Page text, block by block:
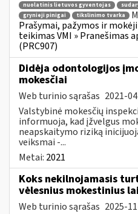
nuolatinis lietuvos gyventojas
grynieji pinigai
tikslinimo tvarka
Prašymai, pažymos ir
teikimas VMI » Pranešimas
(PRC907)
Didėja odontologijos
mokesčiai
Web turinio sąrašas 2021-
Valstybinė mokesčių
informuoja, kad įžvelgus
neapskaitymo riziką
veiksmai -...
Metai: 2021
Koks nekilnojamasis
vėlesnius mokestinius
Web turinio sąrašas 2025-